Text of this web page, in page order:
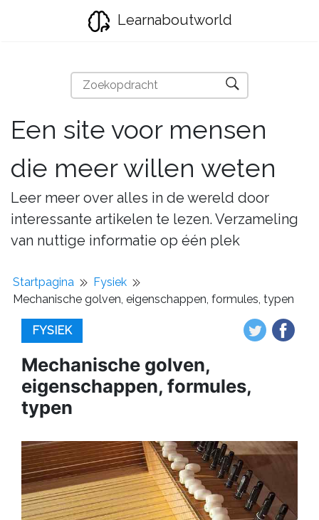
Learnaboutworld
Een site voor mensen
die meer willen weten
Leer meer over alles in de wereld door
interessante artikelen te lezen. Verzameling
van nuttige informatie op één plek
Startpagina
Fysiek
Mechanische golven, eigenschappen, formules, typen
FYSIEK
Mechanische golven,
eigenschappen, formules,
typen